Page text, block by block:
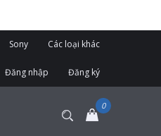
Sony Các loại khác
Đăng nhập Đăng ký